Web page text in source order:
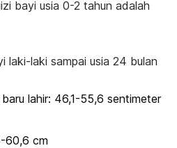
bayi usia 0-2 tahun adalah
laki-laki sampai usia 24 bulan
lahir: 46,1-55,6 sentimeter
60,6 cm